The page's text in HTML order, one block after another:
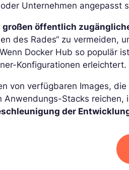
Unternehmen angepasst
großen öffentlich
des Rades“ zu vermeiden,
Docker Hub so populär
Konfigurationen erleichtert.
von verfügbaren Images,
Anwendungs-Stacks
der